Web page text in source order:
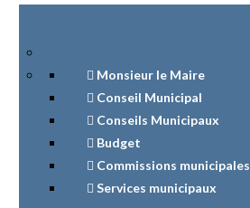
Monsieur le Maire
Conseil Municipal
Conseils Municipaux
Budget
Commissions municipales
Services municipaux